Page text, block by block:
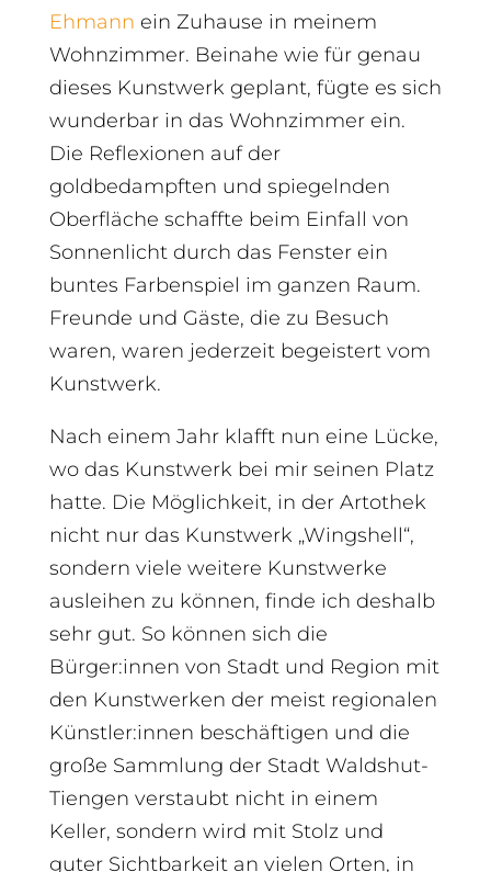
Ehmann ein Zuhause in meinem
Wohnzimmer. Beinahe wie für genau
dieses Kunstwerk geplant, fügte es sich
wunderbar in das Wohnzimmer ein.
Die Reflexionen auf der
goldbedampften und spiegelnden
Oberfläche schaffte beim Einfall von
Sonnenlicht durch das Fenster ein
buntes Farbenspiel im ganzen Raum.
Freunde und Gäste, die zu Besuch
waren, waren jederzeit begeistert vom
Kunstwerk.
Nach einem Jahr klafft nun eine Lücke,
wo das Kunstwerk bei mir seinen Platz
hatte. Die Möglichkeit, in der Artothek
nicht nur das Kunstwerk „Wingshell“,
sondern viele weitere Kunstwerke
ausleihen zu können, finde ich deshalb
sehr gut. So können sich die
Bürger:innen von Stadt und Region mit
den Kunstwerken der meist regionalen
Künstler:innen beschäftigen und die
große Sammlung der Stadt Waldshut-
Tiengen verstaubt nicht in einem
Keller, sondern wird mit Stolz und
guter Sichtbarkeit an vielen Orten, in